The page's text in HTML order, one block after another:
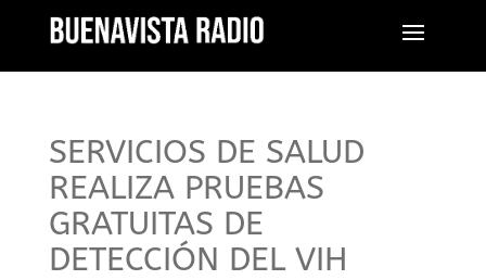
SERVICIOS DE SALUD
REALIZA PRUEBAS
GRATUITAS DE
DETECCIÓN DEL VIH